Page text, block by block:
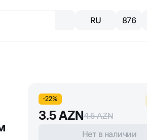
RU 876
-22%
3.5AZN4.5 AZN
Нет в наличии